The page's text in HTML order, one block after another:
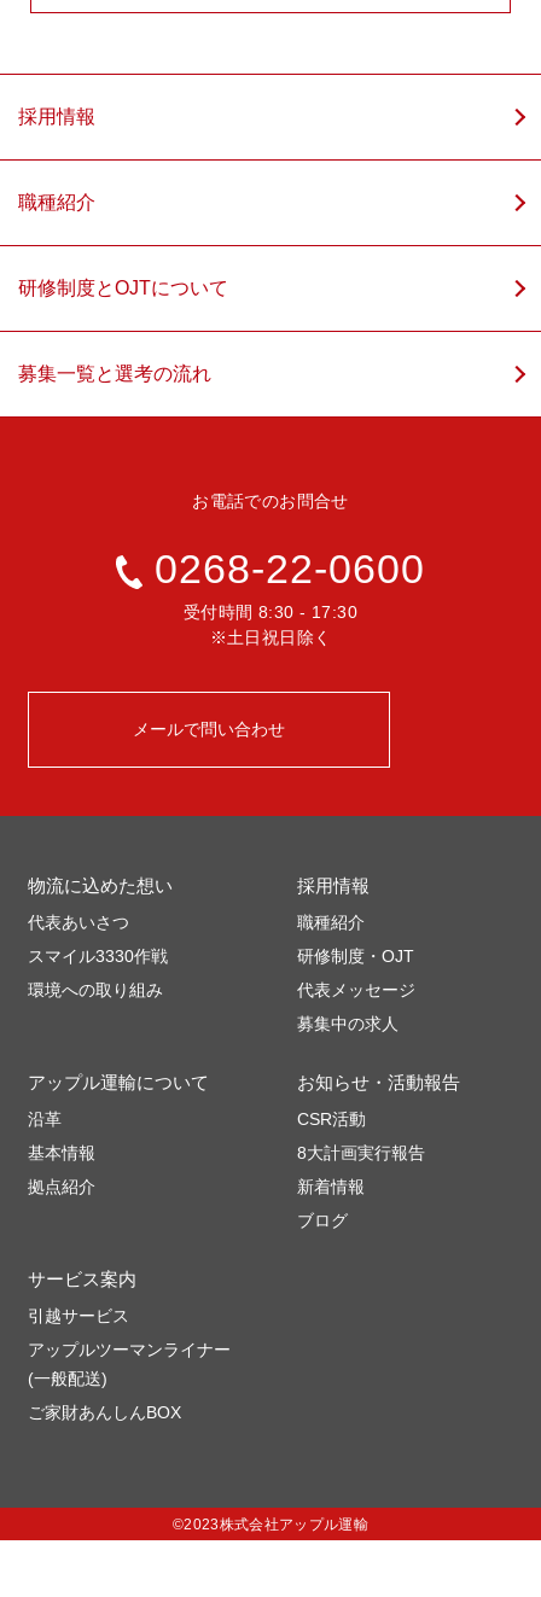
採用情報
職種紹介
研修制度とOJTについて
募集一覧と選考の流れ
お電話でのお問合せ
0268-22-0600
受付時間 8:30 - 17:30
※土日祝日除く
メールで問い合わせ
物流に込めた想い
代表あいさつ
スマイル3330作戦
環境への取り組み
アップル運輸について
沿革
基本情報
拠点紹介
サービス案内
引越サービス
アップルツーマンライナー
(一般配送)
ご家財あんしんBOX
お知らせ・活動報告
CSR活動
8大計画実行報告
新着情報
ブログ
採用情報
職種紹介
研修制度・OJT
代表メッセージ
募集中の求人
©2023株式会社アップル運輸